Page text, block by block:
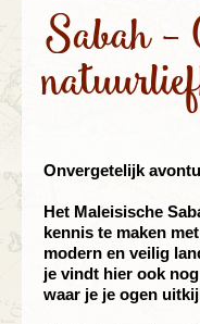
Sabah -
Onvergetelijk
Het Maleisische
kennis te maken
modern en veilig
je vindt hier ook
waar je je ogen